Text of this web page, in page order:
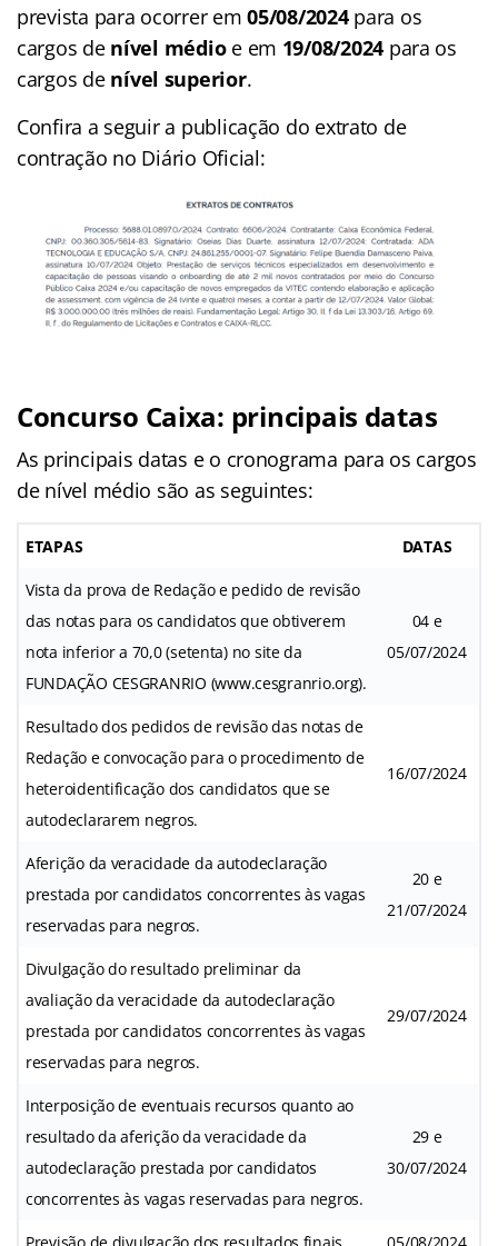
prevista para ocorrer em05/08/2024 para os
cargos denível médio e em 19/08/2024 para os
cargos de nível superior.
Confira a seguir a publicação do extrato de
contração no Diário Oficial:
Concurso Caixa: principais datas
As principais datas e o cronograma para os cargos
de nível médio são as seguintes:
ETAPAS DATAS
Vista da prova de Redação e pedido de revisão
das notas para os candidatos que obtiverem
nota inferior a 70,0 (setenta) no site da
FUNDAÇÃO CESGRANRIO (www.cesgranrio.org).
04 e
05/07/2024
Resultado dos pedidos de revisão das notas de
Redação e convocação para o procedimento de
heteroidentificação dos candidatos que se
autodeclararem negros.
16/07/2024
Aferição da veracidade da autodeclaração
prestada por candidatos concorrentes às vagas
reservadas para negros.
20 e
21/07/2024
Divulgação do resultado preliminar da
avaliação da veracidade da autodeclaração
prestada por candidatos concorrentes às vagas
reservadas para negros.
29/07/2024
Interposição de eventuais recursos quanto ao
resultado da aferição da veracidade da
autodeclaração prestada por candidatos
concorrentes às vagas reservadas para negros.
29 e
30/07/2024